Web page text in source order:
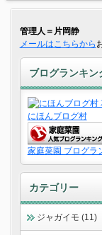
管理人＝片岡静
メールはこちらから
ブログランキン
にほんブログ村
家庭菜園 ブログラ
カテゴリー
ジャガイモ (11)